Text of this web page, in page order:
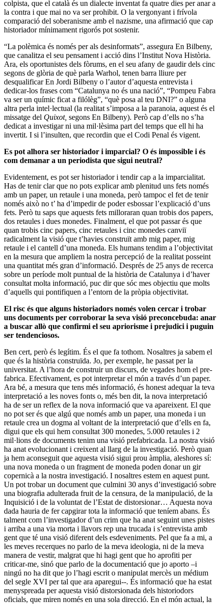
colpista, que el català és un dialecte inventat fa quatre dies per anar a
la contra i que mai no va ser prohibit. O la vergonyant i frívola
comparació del soberanisme amb el nazisme, una afirmació que cap
historiador mínimament rigorós pot sostenir.
“La polèmica és només per als desinformats”, assegura En Bilbeny,
que canalitza el seu pensament i acció dins l’Institut Nova Història.
Ara, els oportunistes dels fòrums, en el seu afany de gaudir dels cinc
segons de glòria de què parla Warhol, tenen barra lliure per
desqualificar En Jordi Bilbeny o l’autor d’aquesta entrevista i
dedicar-los frases com “Catalunya no és una nació”, “Pompeu Fabra
va ser un químic ficat a filólèg”, “què posa al teu DNI?” o alguna
altra perla intel·lectual (la realitat s’imposa a la paranoia, aquest és el
missatge del Quixot, segons En Bilbeny). Però cap d’ells no s’ha
dedicat a investigar ni una mil·lèsima part del temps que ell hi ha
invertit. I si l’insulten, que recordin que el Codi Penal és vigent.
Es pot alhora ser historiador i imparcial? O és impossible i és
com demanar a un periodista que sigui neutral?
Evidentement, es pot ser historiador i tendir cap a la imparcialitat.
Has de tenir clar que no pots explicar amb plenitud uns fets només
amb un paper, un retaule i una moneda, però tampoc el fet de tenir
només això no t’ ha d’impedir de poder esbossar l’explicació d’uns
fets. Però tu saps que aquests fets milloraran quan trobis dos papers,
dos retaules i dues monedes. Finalment, el que pot passar és que
quan trobis cinc papers, cinc retaules i cinc monedes canviï
radicalment la visió que t’havies construït amb mig paper, mig
retaule i el cantell d’una moneda. Els humans tendim a l’objectivitat
en la mesura que ampliem la nostra percepció de la realitat posseint
una quantitat més gran d’informació. Després de 25 anys de recerca
sobre un període molt puntual de la història de Catalunya i d’haver
consultat molta informació, puc dir que sóc mes objectiu que molts
d’aquells qui pontifiquen a l’entorn de la pròpia objectivitat.
El risc és que alguns historiadors només volen cercar i trobar
uns documents per corroborar la seva visió preconcebuda: anar
a buscar allò que confirmi el seu apriorisme i prejudici i puguin
ser tendenciosos.
Ben cert, però és legítim. És el que fa tothom. Nosaltres ja sabem el
que és la història construïda. Jo, per exemple, he passat per la
universitat. A l’hora de construir un discurs, de vegades hom el pre-
fabrica. Efectivament, es pot interpretar el món a través d’un paper.
Ara bé, a mesura que tens més informació, és honest adequar la teva
interpretació a les noves fonts o, més ben dit, la nova interpretació
ha de ser un reflex de la nova informació que va apareixent. El que
no pot ser és que algú que només amb un paper, una moneda i un
retaule crea un dogma al voltant de la interpretació que d’ells en fa,
digui que els qui hem consultat 300 monedes, 5.000 retaules i 2
mil·lions de documents tenim una visió prefabricada. La nostra visió
ha anat evolucionant i creixent al llarg de la investigació. Però quan
ja hem aconseguit que aquesta visió sigui prou àmplia, aleshores sí:
una nova moneda o un fragment de moneda poden donar un gir
copernicà a la nostra investigació. I nosaltres estem en aquest punt.
Un pot trobar un document que culmini 30 anys d’investigació sobre
una biografia adulterada fruit de la censura, de la manipulació, de la
Inquisició i de la voluntat de l’Estat de distorsionar… Aquesta nova
dada hauria de fer capgirar tota la informació que teníem abans. És
talment com l’investigador d’un crim que ha anat seguint unes pistes
i arriba a una via morta i llavors rep una trucada i s’entrevista amb
gent que té una visió diferent dels esdeveniments. Pel que fa a mi, a
les meves recerques no parlo de la meva ideologia, ni de la meva
manera de vestir, malgrat que hi hagi gent que ho aprofiti per
criticar-me, sinó que parlo de la documentació que jo aporto –i
ningú no ha dit que jo l’hagi escrit o manipulat mercès un médium
del segle XVI per tal que ara aparegui--. És informació que ha estat
menyspreada per aquesta visió distorsionada dels historiodors
oficials, que miren només en una sola direcció. En el món actual, la